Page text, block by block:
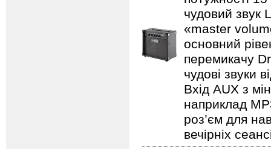
чудовий звук
«master
основний
перемикачу
чудові звуки
Вхід AUX з
наприклад
роз’єм для
вечірніх